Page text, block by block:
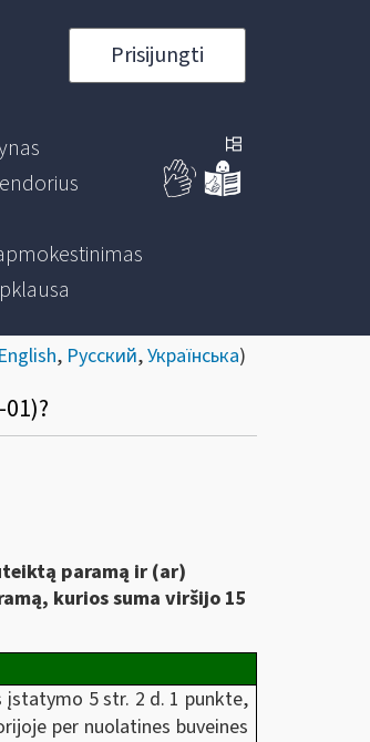
Prisijungti
English, Русский,Українська)
paramą ir (ar)
kurios suma viršijo 15
įstatymo 5 str. 2 d. 1 punkte,
per nuolatines buveines